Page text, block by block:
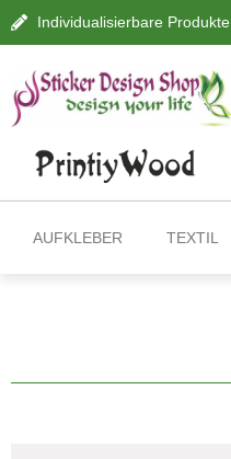
Individualisierbare Produkte
AUFKLEBER TEXTIL